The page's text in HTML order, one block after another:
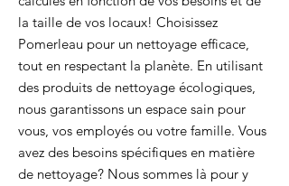
la taille de vos locaux! Choisissez
Pomerleau pour un nettoyage efficace,
tout en respectant la planète. En utilisant
des produits de nettoyage écologiques,
nous garantissons un espace sain pour
vous, vos employés ou votre famille. Vous
avez des besoins spécifiques en matière
de nettoyage? Nous sommes là pour y